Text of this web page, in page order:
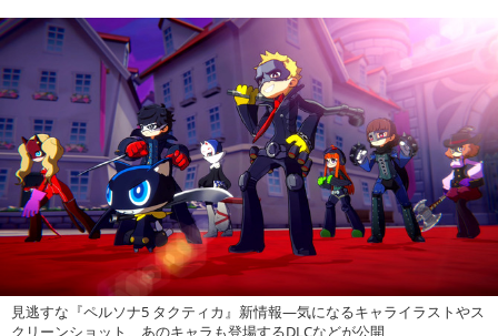
見逃すな『ペルソナ5 タクティカ』新情報―気になるキャライラストやス